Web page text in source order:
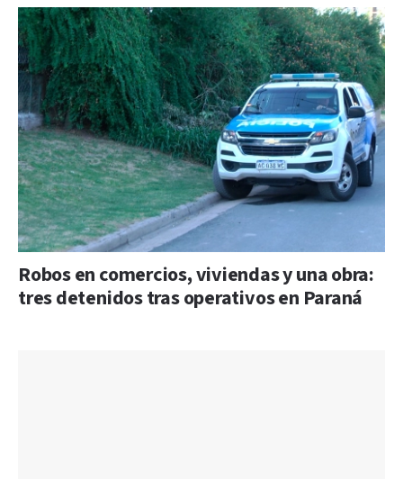
Robos en comercios, viviendas y una obra:
tres detenidos tras operativos en Paraná